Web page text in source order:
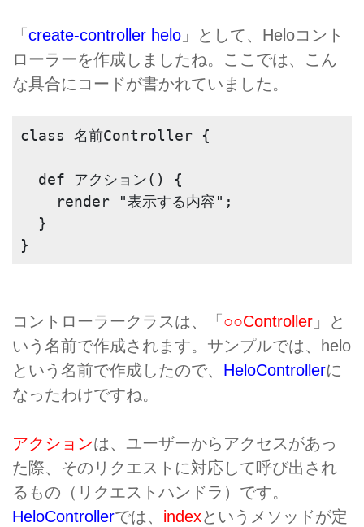
「 create-controller helo 」として、Heloコント
ローラーを作成しましたね。ここでは、こん
な具合にコードが書かれていました。
class 名前Controller {
def アクション() {
render "表示する内容";
}
}
コントローラークラスは、「 ○○Controller 」と
いう名前で作成されます。サンプルでは、helo
という名前で作成したので、 HeloControllerに
なったわけですね。
アクションは、ユーザーからアクセスがあっ
た際、そのリクエストに対応して呼び出され
るもの（リクエストハンドラ）です。
HeloControllerでは、 indexというメソッドが定